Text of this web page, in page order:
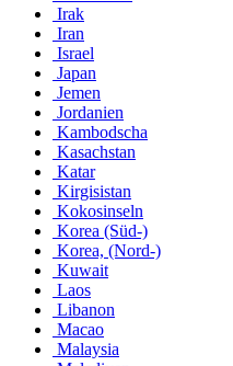
Irak
Iran
Israel
Japan
Jemen
Jordanien
Kambodscha
Kasachstan
Katar
Kirgisistan
Kokosinseln
Korea (Süd-)
Korea, (Nord-)
Kuwait
Laos
Libanon
Macao
Malaysia